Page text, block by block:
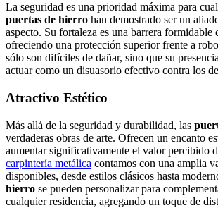
La seguridad es una prioridad máxima para
puertas de hierro han demostrado ser un
aspecto. Su fortaleza es una barrera formidable
ofreciendo una protección superior frente a
sólo son difíciles de dañar, sino que su
actuar como un disuasorio efectivo contra los
Atractivo Estético
Más allá de la seguridad y durabilidad, las
verdaderas obras de arte. Ofrecen un encanto
aumentar significativamente el valor percibido
carpintería metálica contamos con una amplia
disponibles, desde estilos clásicos hasta
hierro se pueden personalizar para
cualquier residencia, agregando un toque de